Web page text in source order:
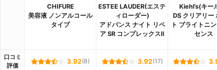
CHIFURE
美容液 ノンアルコール
タイプ
ESTEE LAUDER(エステ
ィローダー)
アドバンス ナイト リペ
ア SR コンプレックスⅡ
Kiehl’s(キー
DS クリアリー
ト ブライトニ
センス
口コミ
評価
3.92(8) 3.92(17)